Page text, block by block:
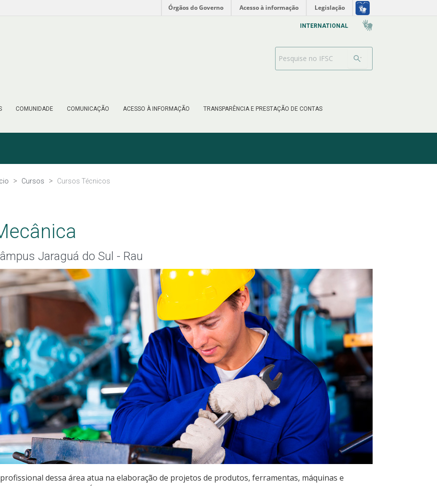
Órgãos do Governo Acesso à informação Legislação
COMUNIDADE COMUNICAÇÃO ACESSO À INFORMAÇÃO TRANSPARÊNCIA E PRESTAÇÃO DE CONTAS
INTERNATIONAL
Barra de busca
Cursos Cursos Técnicos
Jaraguá do Sul - Rau
dessa área atua na elaboração de projetos de produtos, ferramentas, máquinas e